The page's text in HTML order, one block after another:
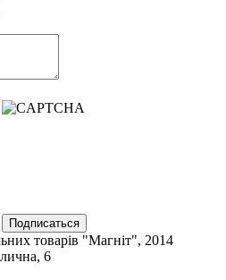
Подписаться
товарів "Магніт", 2014
6